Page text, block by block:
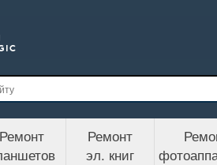
Ремонт
Ремонт
эл. книг